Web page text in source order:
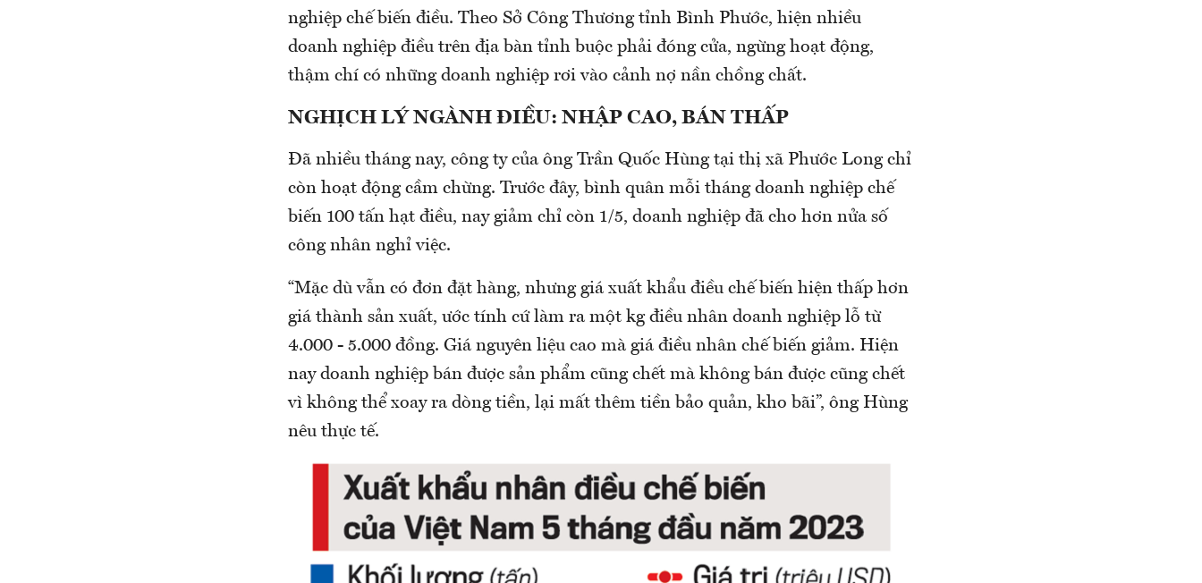
nghiệp chế biến điều. Theo Sở Công Thương tỉnh Bình Phước, hiện nhiều
doanh nghiệp điều trên địa bàn tỉnh buộc phải đóng cửa, ngừng hoạt động,
thậm chí có những doanh nghiệp rơi vào cảnh nợ nần chồng chất.
NGHỊCH LÝ NGÀNH ĐIỀU: NHẬP CAO, BÁN THẤP
Đã nhiều tháng nay, công ty của ông Trần Quốc Hùng tại thị xã Phước Long chỉ
còn hoạt động cầm chừng. Trước đây, bình quân mỗi tháng doanh nghiệp chế
biến 100 tấn hạt điều, nay giảm chỉ còn 1/5, doanh nghiệp đã cho hơn nửa số
công nhân nghỉ việc.
“Mặc dù vẫn có đơn đặt hàng, nhưng giá xuất khẩu điều chế biến hiện thấp hơn
giá thành sản xuất, ước tính cứ làm ra một kg điều nhân doanh nghiệp lỗ từ
4.000 - 5.000 đồng. Giá nguyên liệu cao mà giá điều nhân chế biến giảm. Hiện
nay doanh nghiệp bán được sản phẩm cũng chết mà không bán được cũng chết
vì không thể xoay ra dòng tiền, lại mất thêm tiền bảo quản, kho bãi”, ông Hùng
nêu thực tế.